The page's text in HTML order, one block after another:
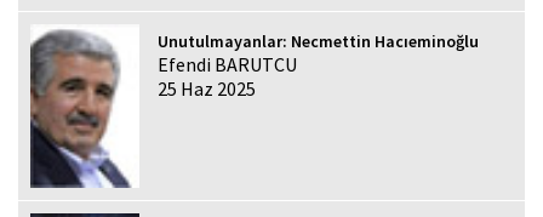
Unutulmayanlar: Necmettin Hacıeminoğlu
Efendi BARUTCU
25 Haz 2025